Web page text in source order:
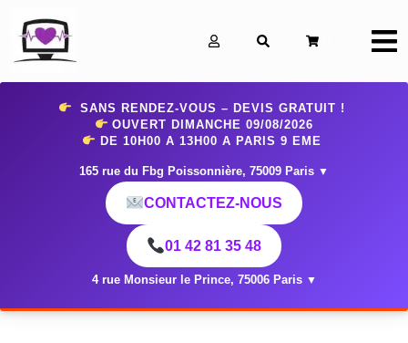
SANS RENDEZ-VOUS – DEVIS GRATUIT !
OUVERT DIMANCHE 09/08/2026
DE 10H00 A 13H00 A PARIS 9 EME
165 rue du Fbg Poissonnière, 75009 Paris ▼
CONTACTEZ-NOUS
01 42 81 35 48
4 rue Monsieur le Prince, 75006 Paris ▼